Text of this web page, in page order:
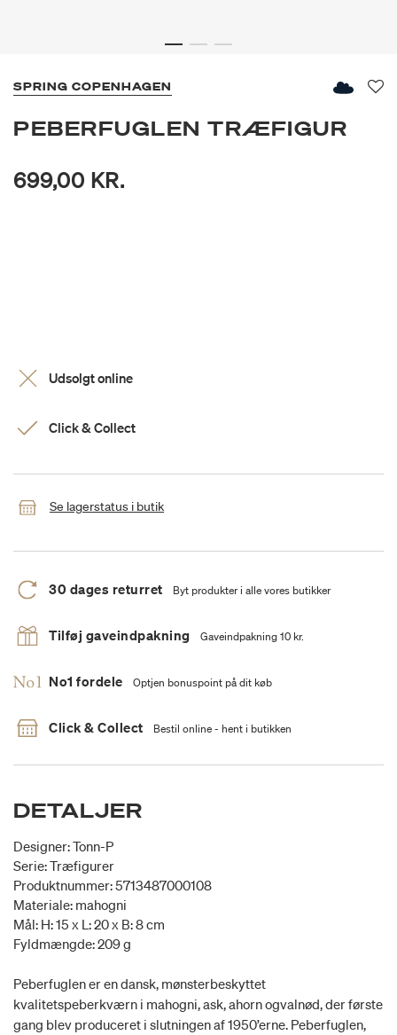
SPRING COPENHAGEN
PEBERFUGLEN TRÆFIGUR
699,00 KR.
Udsolgt online
Click & Collect
Se lagerstatus i butik
30 dages returret Byt produkter i alle vores butikker
Tilføj gaveindpakning Gaveindpakning 10 kr.
No1 fordele Optjen bonuspoint på dit køb
Click & Collect Bestil online - hent i butikken
DETALJER
Designer: Tonn-P
Serie: Træfigurer
Produktnummer: 5713487000108
Materiale: mahogni
Mål: H: 15 x L: 20 x B: 8 cm
Fyldmængde: 209 g
Peberfuglen er en dansk, mønsterbeskyttet
kvalitetspeberkværn i mahogni, ask, ahorn ogvalnød, der første
gang blev produceret i slutningen af 1950’erne. Peberfuglen,